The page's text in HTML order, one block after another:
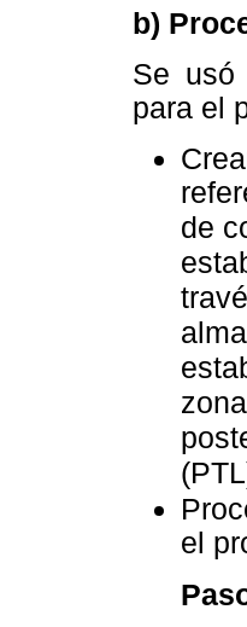
b)
Se usó
para el
de
el